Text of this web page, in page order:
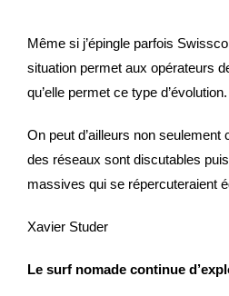
Même si j’épingle parfois
situation permet aux opérateurs
qu’elle permet ce type d’évolution.
On peut d’ailleurs non
des réseaux sont discutables
massives qui se répercuteraient
Xavier Studer
Le surf nomade continue